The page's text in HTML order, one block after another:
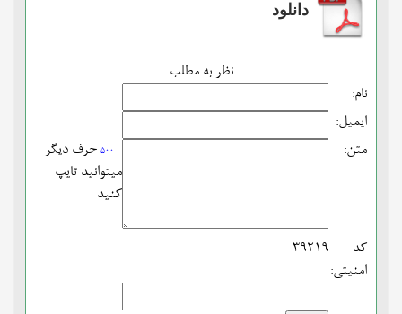
دانلود
نظر به مطلب
نام:
ایمیل:
متن:
500 حرف دیگر
میتوانید تایپ
کنید
کد
امنیتی:
39219